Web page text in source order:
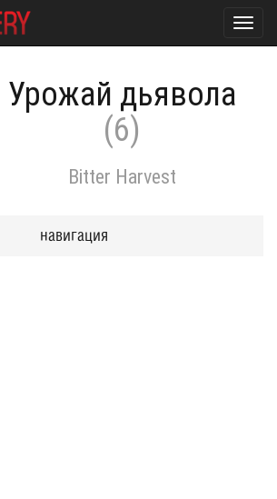
Урожай дьявола
(6)
Bitter Harvest
навигация